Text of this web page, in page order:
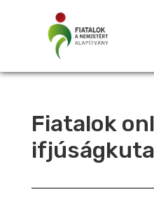
Fiatalok